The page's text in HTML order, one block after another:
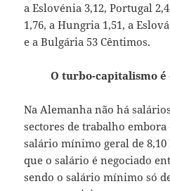
a Eslovénia 3,12, Portugal
1,76, a Hungria 1,51, a
e a Bulgária 53 Cêntimos.
O turbo-capitalismo é
Na Alemanha não há
sectores de trabalho
salário mínimo geral de 8,10
que o salário é negociado
sendo o salário mínimo só